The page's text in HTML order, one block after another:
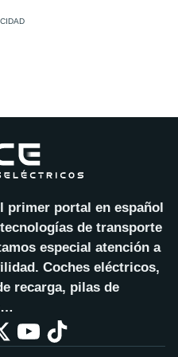
primer portal en español
de transporte
especial atención a
Coches eléctricos,
recarga, pilas de